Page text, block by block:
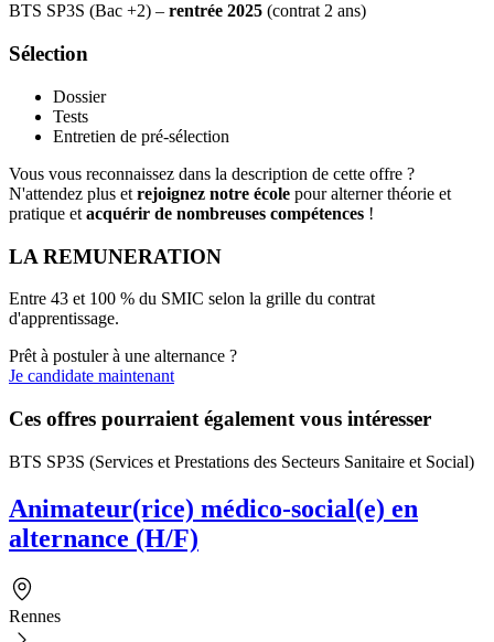
BTS SP3S (Bac +2) – rentrée 2025 (contrat 2 ans)
Sélection
Dossier
Tests
Entretien de pré-sélection
Vous vous reconnaissez dans la description de cette offre ?
N'attendez plus et rejoignez notre école pour alterner théorie et
pratique et acquérir de nombreuses compétences !
LA REMUNERATION
Entre 43 et 100 % du SMIC selon la grille du contrat
d'apprentissage.
Prêt à postuler à une alternance ?
Je candidate maintenant
Ces offres pourraient également vous intéresser
BTS SP3S (Services et Prestations des Secteurs Sanitaire et Social)
Animateur(rice) médico-social(e) en
alternance (H/F)
Rennes